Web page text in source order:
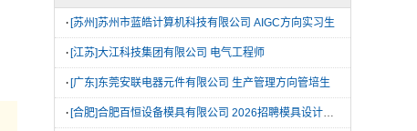
· [苏州]苏州市蓝皓计算机科技有限公司 AIGC方向实习生
· [江苏]大江科技集团有限公司 电气工程师
· [广东]东莞安联电器元件有限公司 生产管理方向管培生
· [合肥]合肥百恒设备模具有限公司 2026招聘模具设计工程师|数控编程工程师|钳工及数控工程师|管培生|生产助理